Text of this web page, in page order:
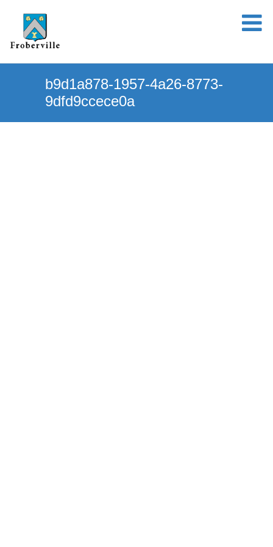
b9d1a878-1957-4a26-8773-
9dfd9ccece0a